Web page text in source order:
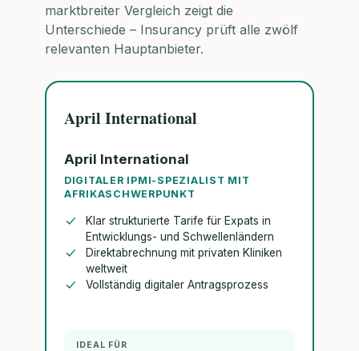
marktbreiter Vergleich zeigt die
Unterschiede – Insurancy prüft alle zwölf
relevanten Hauptanbieter.
April International
April International
DIGITALER IPMI-SPEZIALIST MIT
AFRIKASCHWERPUNKT
Klar strukturierte Tarife für Expats in
Entwicklungs- und Schwellenländern
Direktabrechnung mit privaten Kliniken
weltweit
Vollständig digitaler Antragsprozess
IDEAL FÜR